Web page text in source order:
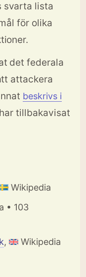
svarta lista
för olika
det federala
attackera
beskrivs i
tillbakavisat
Wikipedia
• 103
,
Wikipedia